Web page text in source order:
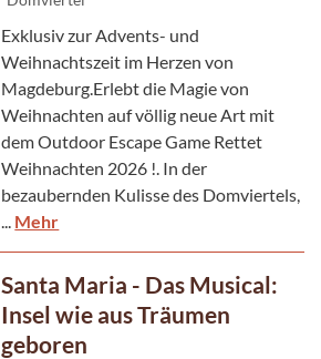
Exklusiv zur Advents- und
Weihnachtszeit im Herzen von
Magdeburg.Erlebt die Magie von
Weihnachten auf völlig neue Art mit
dem Outdoor Escape Game Rettet
Weihnachten 2026 !. In der
bezaubernden Kulisse des Domviertels,
Mehr
Santa Maria - Das Musical:
Insel wie aus Träumen
geboren